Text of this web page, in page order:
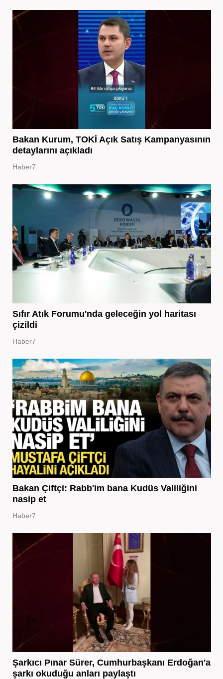
Bakan Kurum, TOKİ Açık Satış Kampanyasının
detaylarını açıkladı
Haber7
Sıfır Atık Forumu'nda geleceğin yol haritası
çizildi
Haber7
Bakan Çiftçi: Rabb'im bana Kudüs Valiliğini
nasip et
Haber7
Şarkıcı Pınar Sürer, Cumhurbaşkanı Erdoğan'a
şarkı okuduğu anları paylaştı